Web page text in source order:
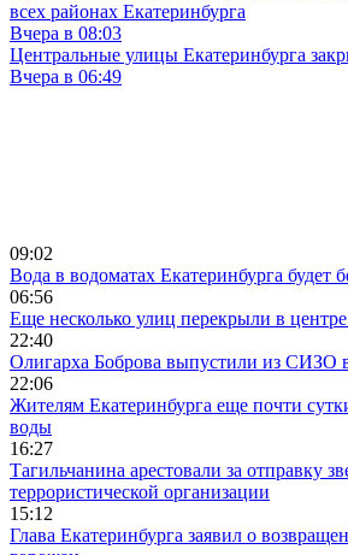
всех районах Екатеринбурга
Вчера в 08:03
Центральные улицы Екатеринбурга
Вчера в 06:49
09:02
Вода в водоматах Екатеринбурга будет
06:56
Еще несколько улиц перекрыли в
22:40
Олигарха Боброва выпустили из СИЗО
22:06
Жителям Екатеринбурга еще почти
воды
16:27
Тагильчанина арестовали за отправку
террористической организации
15:12
Глава Екатеринбурга заявил о